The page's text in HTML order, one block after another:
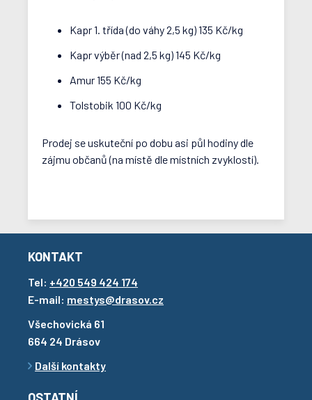
Kapr 1. třída (do váhy 2,5 kg) 135 Kč/kg
Kapr výběr (nad 2,5 kg) 145 Kč/kg
Amur 155 Kč/kg
Tolstobik 100 Kč/kg
Prodej se uskuteční po dobu asi půl hodiny dle
zájmu občanů (na místě dle místních zvyklostí).
KONTAKT
Tel: +420 549 424 174
E-mail: mestys@drasov.cz
Všechovická 61
664 24 Drásov
Další kontakty